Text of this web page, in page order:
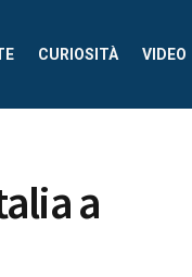
CURIOSITÀ VIDEO
a